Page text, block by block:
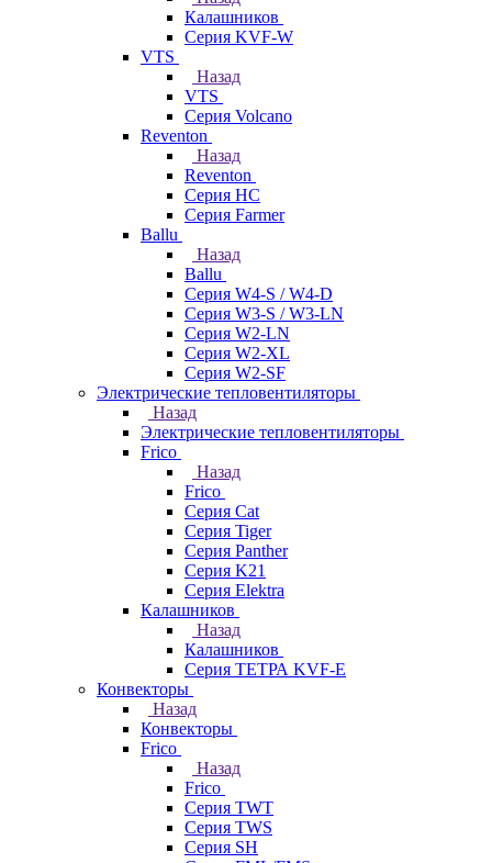
Калашников
Серия KVF-W
VTS
Назад
VTS
Серия Volcano
Reventon
Назад
Reventon
Серия HC
Серия Farmer
Ballu
Назад
Ballu
Серия W4-S / W4-D
Серия W3-S / W3-LN
Серия W2-LN
Серия W2-XL
Серия W2-SF
Электрические тепловентиляторы
Назад
Электрические тепловентиляторы
Frico
Назад
Frico
Серия Cat
Серия Tiger
Серия Panther
Серия K21
Серия Elektra
Калашников
Назад
Калашников
Серия ТЕТРА KVF-E
Конвекторы
Назад
Конвекторы
Frico
Назад
Frico
Серия TWT
Серия TWS
Серия SH